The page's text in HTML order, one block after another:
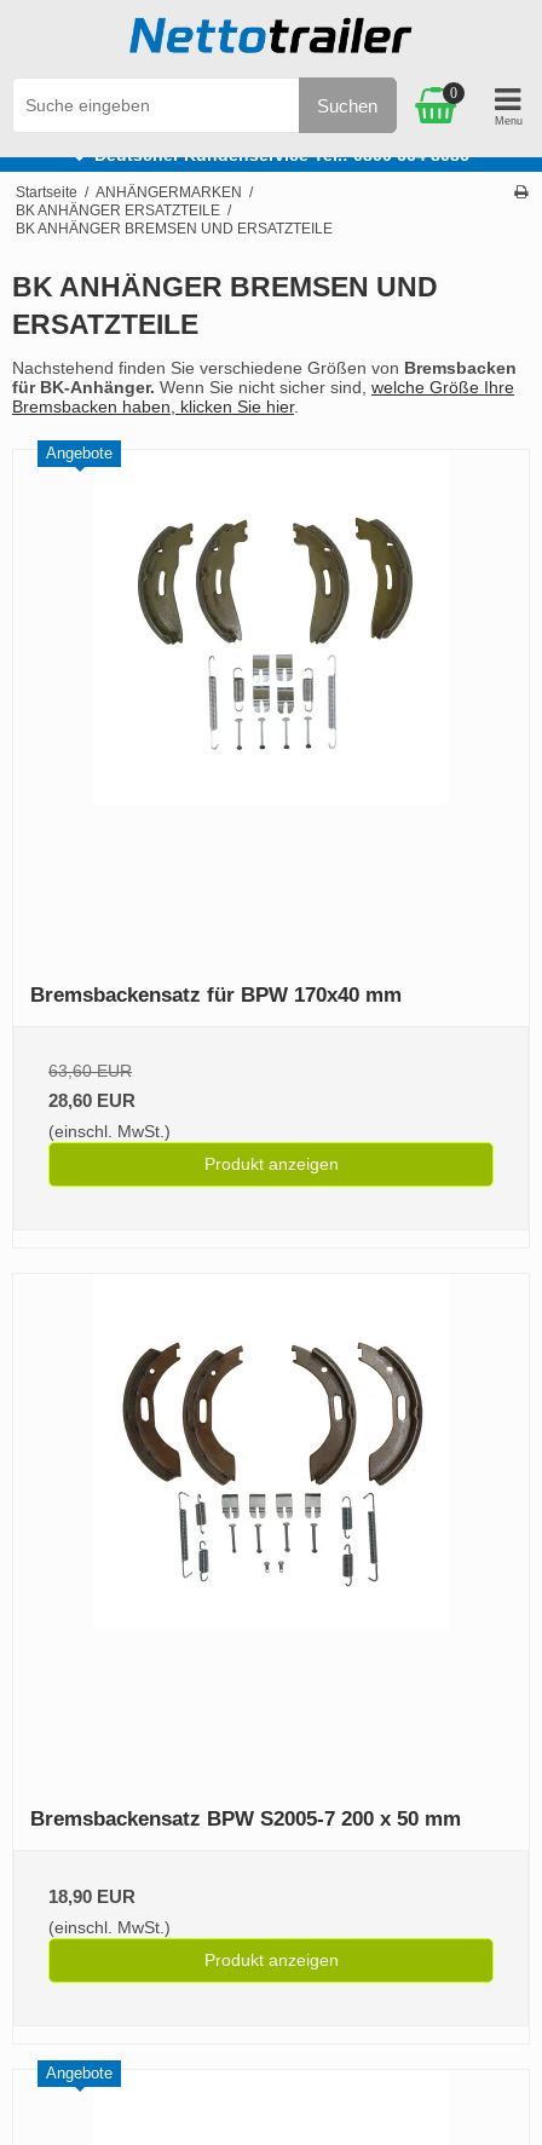
Deutscher Kundenservice Tel.: 0800 664 8086
Suchen
0
Startseite / ANHÄNGERMARKEN /
BK ANHÄNGER ERSATZTEILE /
BK ANHÄNGER BREMSEN UND ERSATZTEILE
BK ANHÄNGER BREMSEN UND
ERSATZTEILE
Nachstehend finden Sie verschiedene Größen von Bremsbacken
für BK-Anhänger. Wenn Sie nicht sicher sind, welche Größe Ihre
Bremsbacken haben, klicken Sie hier.
Angebote
Bremsbackensatz für BPW 170x40 mm
63,60 EUR
28,60 EUR
(einschl. MwSt.)
Produkt anzeigen
Bremsbackensatz BPW S2005-7 200 x 50 mm
18,90 EUR
(einschl. MwSt.)
Produkt anzeigen
Angebote